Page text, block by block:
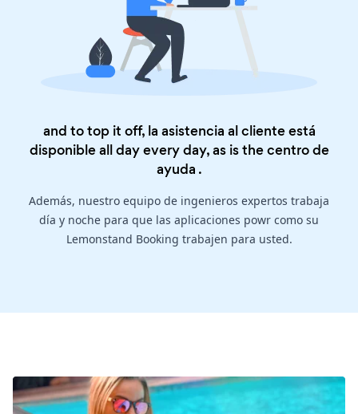
and to top it off, la asistencia al cliente está
disponible all day every day, as is thecentro de
ayuda .
Además, nuestro equipo de ingenieros expertos trabaja
día y noche para que las aplicaciones powr como su
Lemonstand Booking trabajen para usted.